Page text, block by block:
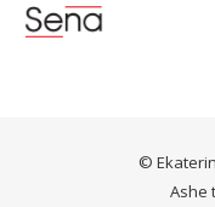
©
Ashe